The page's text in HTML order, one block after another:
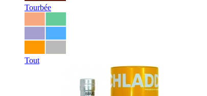
Tourbée
Tout